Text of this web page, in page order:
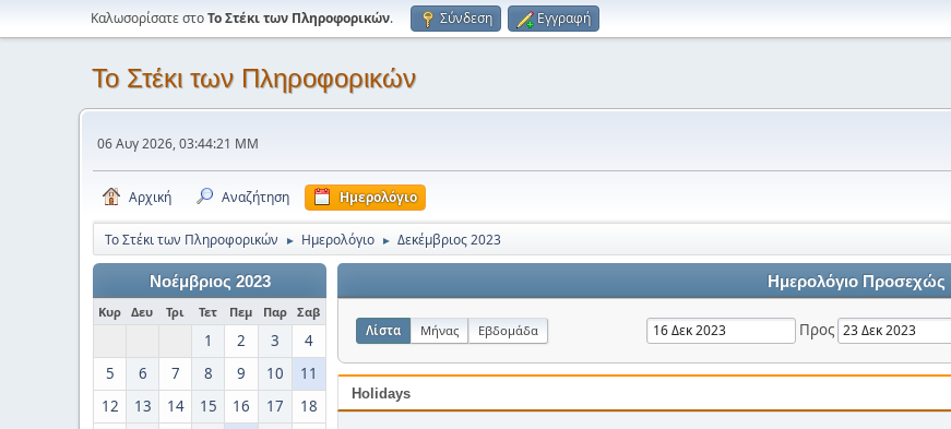
Καλωσορίσατε στοΤο Στέκι των Πληροφορικών. Σύνδεση Εγγραφή
Το Στέκι των Πληροφορικών
06 Αυγ 2026, 03:44:21 ΜΜ
Αρχική Αναζήτηση Ημερολόγιο
Το Στέκι των Πληροφορικών ► Ημερολόγιο ► Δεκέμβριος 2023
Νοέμβριος 2023
Κυρ Δευ Τρι Τετ Πεμ Παρ Σαβ
1 2 3
4
5
6 7 8 9 10
11
12
13 14 15 16 17
18
Ημερολόγιο Προσεχώς
Λίστα Μήνας Εβδομάδα Προς
Holidays